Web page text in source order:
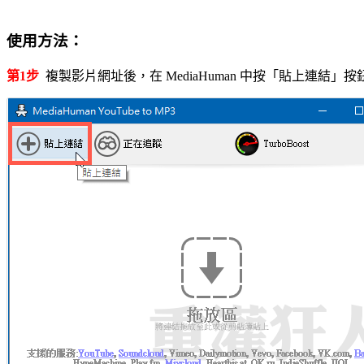
使用方法：
第1步 複製影片網址後，在 MediaHuman 中按「貼上連結」按